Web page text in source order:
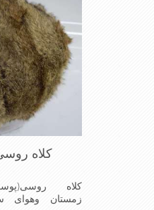
کلاه
کلاه
زمستان وهوای